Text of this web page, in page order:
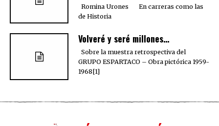
Romina Urones En carreras como las
de Historia
Volveré y seré millones…
Sobre la muestra retrospectiva del
GRUPO ESPARTACO – Obra pictórica 1959-
1968[1]